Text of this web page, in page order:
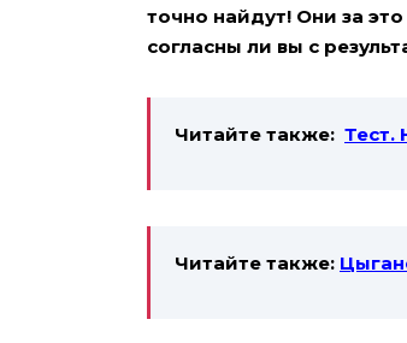
точно найдут! Они за
согласны ли вы с
Читайте также: Тест.
Читайте также: